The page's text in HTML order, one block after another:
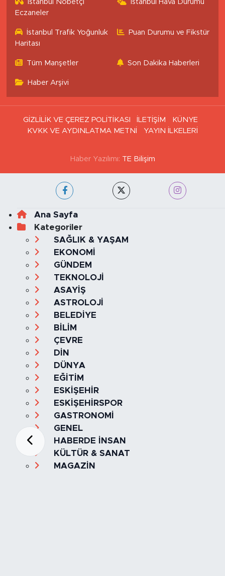
İstanbul Nöbetçi
Eczaneler
İstanbul Hava Durumu
İstanbul Trafik Yoğunluk
Haritası
Puan Durumu ve Fikstür
Tüm Manşetler Son Dakika Haberleri
Haber Arşivi
GİZLİLİK VE ÇEREZ POLİTİKASI İLETİŞİM
KÜNYE
KVKK VE AYDINLATMA METNİ
YAYIN İLKELERİ
Haber Yazılımı: TE Bilişim
Ana Sayfa
Kategoriler
SAĞLIK & YAŞAM
EKONOMİ
GÜNDEM
TEKNOLOJİ
ASAYİŞ
ASTROLOJİ
BELEDİYE
BİLİM
ÇEVRE
DİN
DÜNYA
EĞİTİM
ESKİŞEHİR
ESKİŞEHİRSPOR
GASTRONOMİ
GENEL
HABERDE İNSAN
KÜLTÜR & SANAT
MAGAZİN